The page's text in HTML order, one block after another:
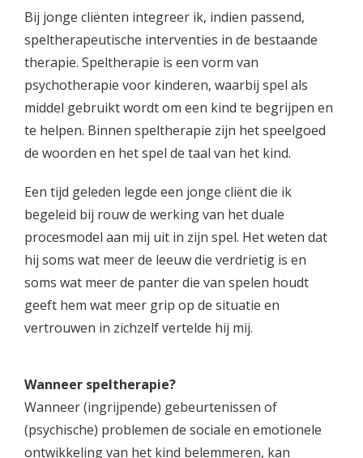
Bij jonge cliënten integreer ik, indien passend,
speltherapeutische interventies in de bestaande
therapie. Speltherapie is een vorm van
psychotherapie voor kinderen, waarbij spel als
middel gebruikt wordt om een kind te begrijpen en
te helpen. Binnen speltherapie zijn het speelgoed
de woorden en het spel de taal van het kind.
Een tijd geleden legde een jonge cliënt die ik
begeleid bij rouw de werking van het duale
procesmodel aan mij uit in zijn spel. Het weten dat
hij soms wat meer de leeuw die verdrietig is en
soms wat meer de panter die van spelen houdt
geeft hem wat meer grip op de situatie en
vertrouwen in zichzelf vertelde hij mij.
Wanneer speltherapie?
Wanneer (ingrijpende) gebeurtenissen of
(psychische) problemen de sociale en emotionele
ontwikkeling van het kind belemmeren, kan